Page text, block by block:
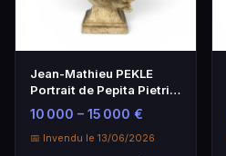
Jean-Mathieu PEKLE
Portrait de Pepita Pietri -
Estimation 10 000 – 15
000 €
10 000 – 15 000 €
📅 Invendu le 13/06/2026